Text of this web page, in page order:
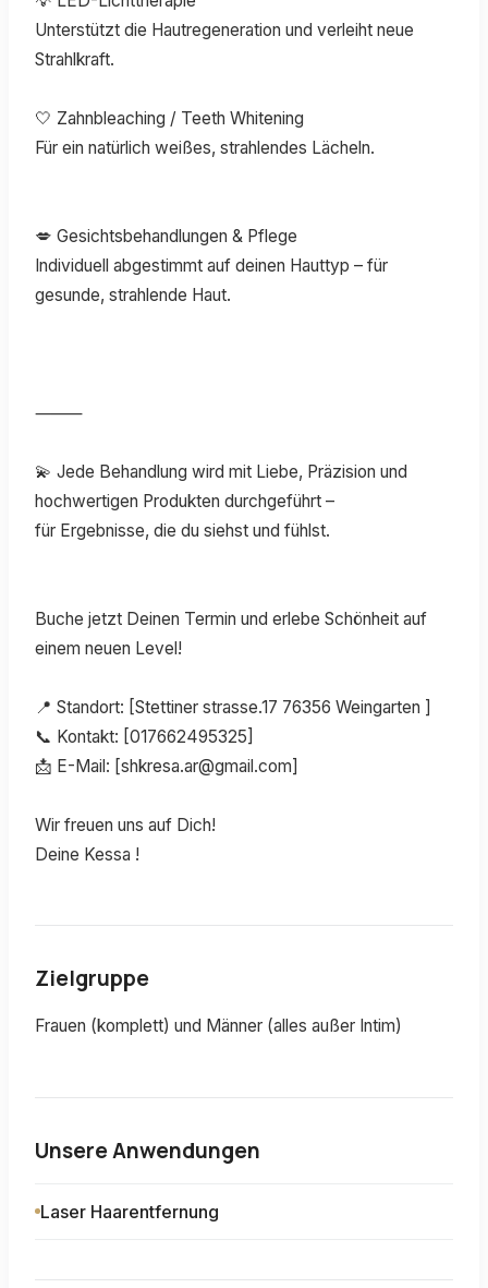
Unterstützt die Hautregeneration und verleiht neue
Strahlkraft.
🤍 Zahnbleaching / Teeth Whitening
Für ein natürlich weißes, strahlendes Lächeln.
💋 Gesichtsbehandlungen & Pflege
Individuell abgestimmt auf deinen Hauttyp – für
gesunde, strahlende Haut.
⸻
💫 Jede Behandlung wird mit Liebe, Präzision und
hochwertigen Produkten durchgeführt –
für Ergebnisse, die du siehst und fühlst.
Buche jetzt Deinen Termin und erlebe Schönheit auf
einem neuen Level!
📍 Standort: [Stettiner strasse.17 76356 Weingarten ]
📞 Kontakt: [017662495325]
📩 E-Mail: [shkresa.ar@gmail.com]
Wir freuen uns auf Dich!
Deine Kessa !
Zielgruppe
Frauen (komplett) und Männer (alles außer Intim)
Unsere Anwendungen
Laser Haarentfernung